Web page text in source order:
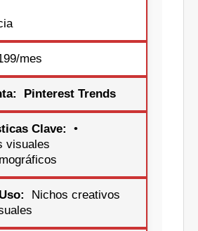
mes
Pinterest Trends
•
visuales
Nichos creativos